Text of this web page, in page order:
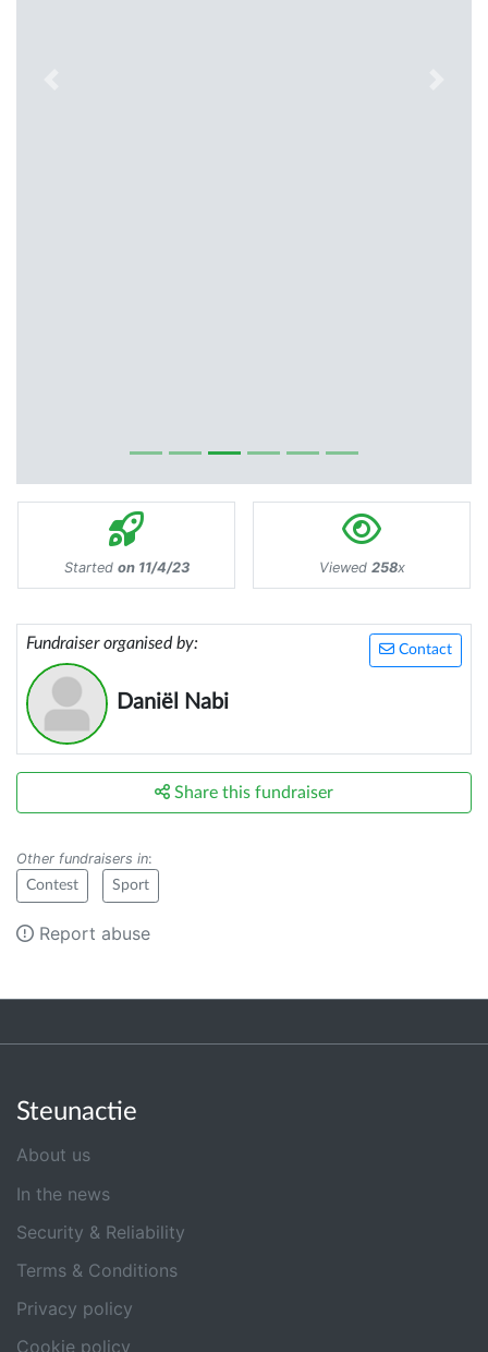
Started on 11/4/23 Viewed 258x
Contact
Fundraiser organised by:
Daniël Nabi
Share this fundraiser
Other fundraisers in:
Contest Sport
Report abuse
Steunactie
About us
In the news
Security & Reliability
Terms & Conditions
Privacy policy
Cookie policy